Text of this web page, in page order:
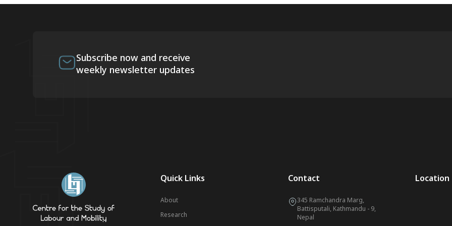
Subscribe now and receive
weekly newsletter updates
Quick Links
About
Research
Contact
345 Ramchandra Marg,
Battisputali, Kathmandu - 9,
Nepal
Location